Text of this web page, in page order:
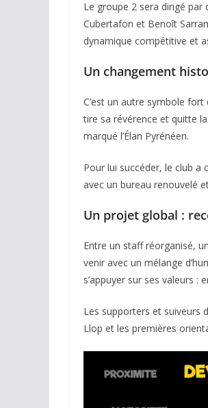
Le groupe 2 sera dirigé
Cubertafon et Benoît
dynamique compétitive et
Un changement
C’est un autre symbole
tire sa révérence et quitte
marqué l’Élan Pyrénéen.
Pour lui succéder, le club
avec un bureau renouvelé
Un projet global :
Entre un staff réorganisé,
venir avec un mélange
s’appuyer sur ses valeurs
Les supporters et suiveurs
Llop et les premières